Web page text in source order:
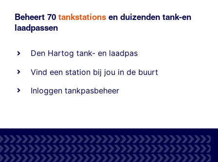
Beheert 70 tankstations en duizenden tank-en
laadpassen
Den Hartog tank- en laadpas
Vind een station bij jou in de buurt
Inloggen tankpasbeheer